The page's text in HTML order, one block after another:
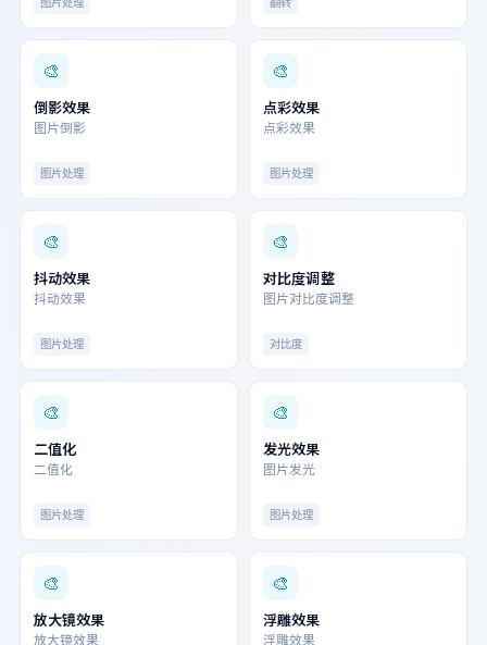
🎨
倒影效果
图片倒影
图片处理
🎨
点彩效果
点彩效果
图片处理
🎨
抖动效果
抖动效果
图片处理
🎨
对比度调整
图片对比度调整
对比度
🎨
二值化
二值化
图片处理
🎨
发光效果
图片发光
图片处理
🎨
放大镜效果
放大镜效果
🎨
浮雕效果
浮雕效果